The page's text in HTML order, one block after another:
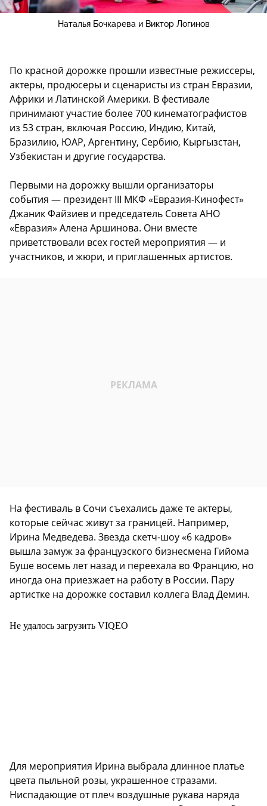
Наталья Бочкарева и Виктор Логинов
По красной дорожке прошли известные режиссеры,
актеры, продюсеры и сценаристы из стран Евразии,
Африки и Латинской Америки. В фестивале
принимают участие более 700 кинематографистов
из 53 стран, включая Россию, Индию, Китай,
Бразилию, ЮАР, Аргентину, Сербию, Кыргызстан,
Узбекистан и другие государства.
Первыми на дорожку вышли организаторы
события — президент III МКФ «Евразия-Кинофест»
Джаник Файзиев и председатель Совета АНО
«Евразия» Алена Аршинова. Они вместе
приветствовали всех гостей мероприятия — и
участников, и жюри, и приглашенных артистов.
На фестиваль в Сочи съехались даже те актеры,
которые сейчас живут за границей. Например,
Ирина Медведева. Звезда скетч-шоу «6 кадров»
вышла замуж за французского бизнесмена Гийома
Буше восемь лет назад и переехала во Францию, но
иногда она приезжает на работу в России. Пару
артистке на дорожке составил коллега Влад Демин.
Не удалось загрузить VIQEO
Для мероприятия Ирина выбрала длинное платье
цвета пыльной розы, украшенное стразами.
Ниспадающие от плеч воздушные рукава наряда